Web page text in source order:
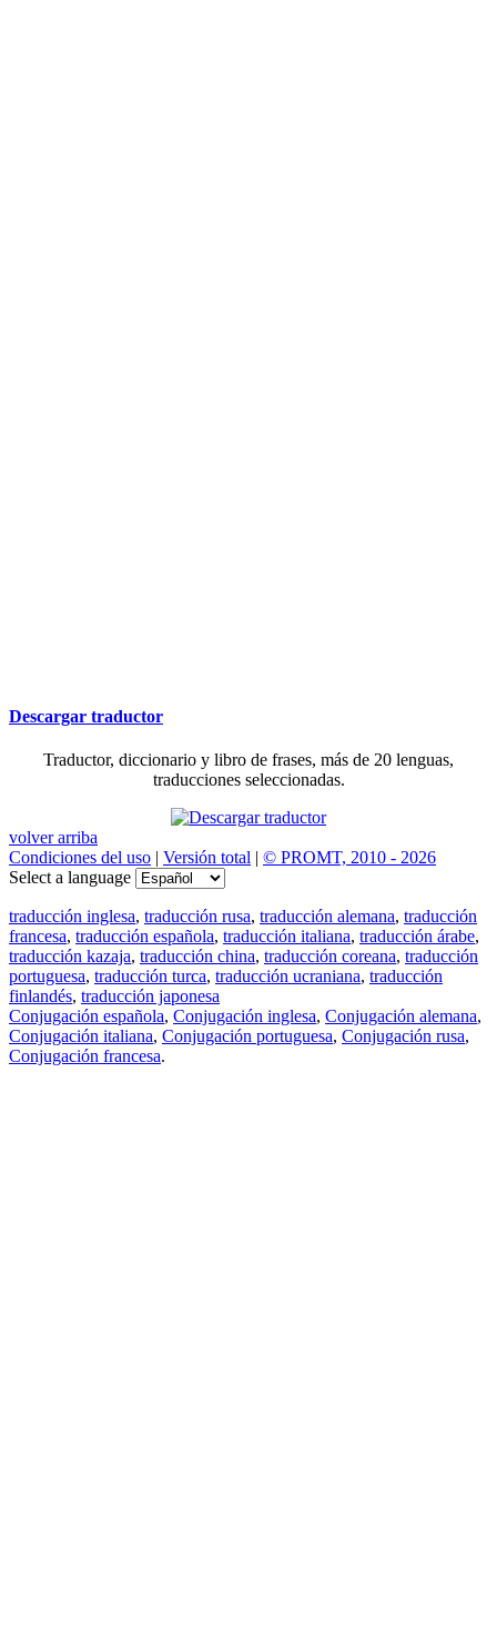
Descargar traductor
Traductor, diccionario y libro de frases, más de 20 lenguas,
traducciones seleccionadas.
volver arriba
Condiciones del uso | Versión total | © PROMT, 2010 - 2026
Select a language
traducción inglesa, traducción rusa, traducción alemana, traducción
francesa, traducción española, traducción italiana, traducción árabe,
traducción kazaja, traducción china, traducción coreana, traducción
portuguesa, traducción turca, traducción ucraniana, traducción
finlandés, traducción japonesa
Conjugación española, Conjugación inglesa, Conjugación alemana,
Conjugación italiana, Conjugación portuguesa, Conjugación rusa,
Conjugación francesa.